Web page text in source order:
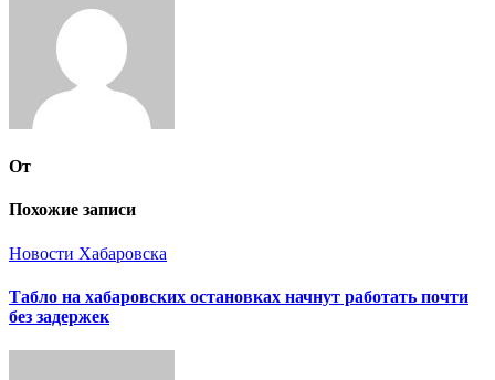
От
Похожие записи
Новости Хабаровска
Табло на хабаровских остановках начнут работать почти
без задержек